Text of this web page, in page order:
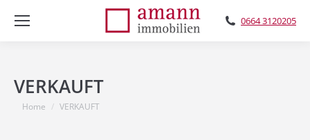
0664 3120205
VERKAUFT
You are here:
Home VERKAUFT